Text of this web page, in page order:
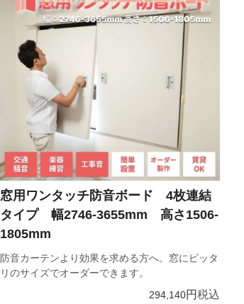
防音カーテンより効果を求める方へ。窓にピッタ
リのサイズでオーダーできます。
窓用ワンタッチ防音ボード 4枚連結
タイプ 幅2746-3655mm 高さ1506-
1805mm
294,140 税込